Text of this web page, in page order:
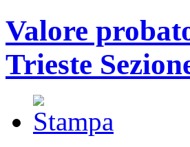
Valore
Trieste